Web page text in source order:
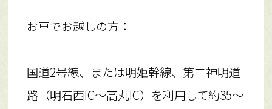
お車でお越しの方：
国道2号線、または明姫幹線、第二神明道
路（明石西IC〜高丸IC）を利用して約35〜